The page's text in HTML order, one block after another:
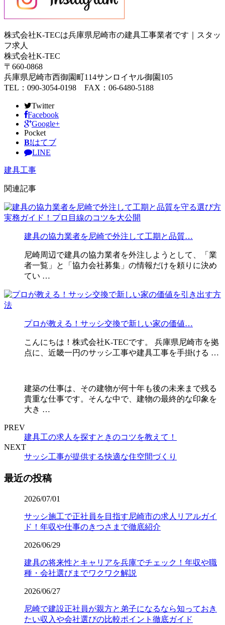
株式会社K-TECは兵庫県尼崎市の建具工事業者です｜スタッ
フ求人
株式会社K-TEC
〒660-0868
兵庫県尼崎市西御園町114サンロイヤル御園105
TEL：090-3054-0198 FAX：06-6480-5188
Twitter
Facebook
Google+
Pocket
B!はてブ
LINE
建具工事
関連記事
建具の協力業者を尼崎で外注して工期と品質…
尼崎周辺で建具の協力業者を外注しようとして、「業
者一覧」と「協力会社募集」の情報だけを頼りに決め
てい …
プロが教える！サッシ交換で新しい家の価値…
こんにちは！株式会社K-TECです。 兵庫県尼崎市を拠
点に、近畿一円のサッシ工事や建具工事を手掛ける …
建築の仕事は、その建物が何十年も後の未来まで残る
貴重な仕事です。そんな中で、建物の最終的な印象を
大き …
PREV
建具工の求人を探すときのコツを教えて！
NEXT
サッシ工事が提供する快適な住空間づくり
最近の投稿
2026/07/01
サッシ施工で正社員を目指す尼崎市の求人リアルガイ
ド！年収や仕事のきつさまで徹底紹介
2026/06/29
建具の将来性とキャリアを兵庫でチェック！年収や職
種・会社選びまでワクワク解説
2026/06/27
尼崎で建設正社員が親方と弟子になるなら知っておき
たい収入や会社選びの比較ポイント徹底ガイド